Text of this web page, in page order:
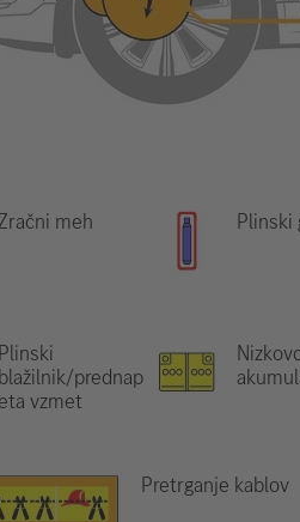
meh Plinski
Plinski
blažilnik/prednap
eta vzmet
Pretrganje kablov